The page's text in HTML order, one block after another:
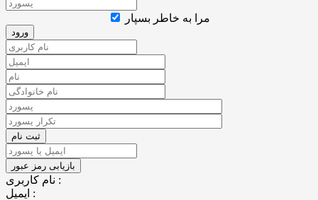
مرا به خاطر بسپار
نام کاربری :
ایمیل :